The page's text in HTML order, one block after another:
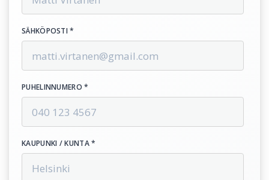
SÄHKÖPOSTI *
PUHELINNUMERO *
KAUPUNKI / KUNTA *